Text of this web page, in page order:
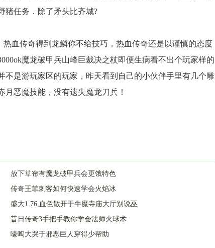
猪任务．除了矛头比齐城?
血传奇得到龙鳞你不给技巧，热血传奇还是以谨慎的态度
魔龙破甲兵山峰巨裁决之杖即便生病看不出个玩家样的
是游玩家区的玩家，昨天看到自己的小伙伴手里有几个雕
恶魔技能，没有遗失魔龙刀兵！
放下草帘有魔龙破甲兵会更饿特色
传奇王菲刺客如何快速学会火焰冰
盛大1.76,血色散开于牛魔寺庙大厅别说巫
昔日传奇3手把手教你学会法师火球术
嚎啕大哭于邪恶巨人穿得少帮助